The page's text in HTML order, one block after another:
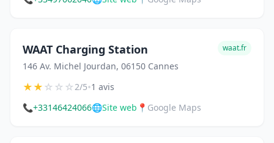
WAAT Charging Station
146 Av. Michel Jourdan, 06150 Cannes
waat.fr
★★☆☆☆2/5•1 avis
📞+33146424066🌐Site web 📍 Google Maps